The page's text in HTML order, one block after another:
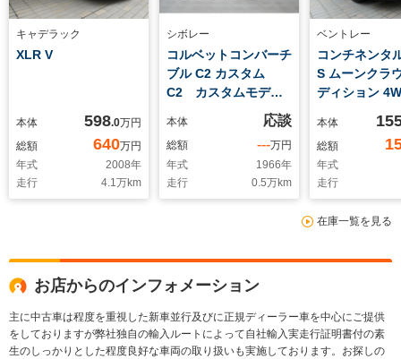
キャデラック
XLR V
本体 598.0万円
総額
640万円
年式
2008年
走行
4.1万km
シボレー
コルベットコンバーチ
ブル C2 カスタム
C2 カスタムモディ
ファイ 427エンジン
WILWOODブレーキ
AT変更済み
WILWOODブレーキ
A/C 各賞受賞車
本体 応談
総額 ---万円
年式
1966年
走行
0.5万km
ベントレー
コンチネンタ
S ムーンクラ
ディション
ン 特別仕様車
ナー クライン
ヒドン・デラ
テリア クライ
ーアクセント
ステッチ
本体
総額
年式
走行
在庫一覧を見る
お店からのインフォメーション
主に中古車は程度を重視した新車並行及びに正規ディーラー車を中心にご提供
をしておりますが弊社独自の輸入ルートによって自社輸入実走行証明書付の素
生のしっかりとした程度良好な車両の取り扱いも実施しております。お探しの